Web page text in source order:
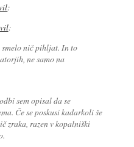
:
:
smelo nič pihljat. In to
ne samo na
sem opisal da se
Če se poskusi kadarkoli še
zraka, razen v kopalniški